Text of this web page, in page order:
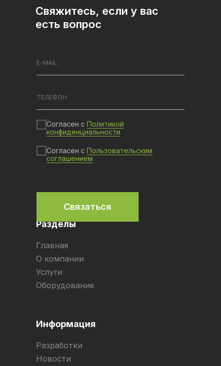
Разделы
Информация
Главная
О компании
Услуги
Оборудование
Разработки
Новости
Согласен с Политикой
конфиденциальности
Согласен с Пользовательским
соглашением
Связаться
Свяжитесь, если у вас
есть вопрос